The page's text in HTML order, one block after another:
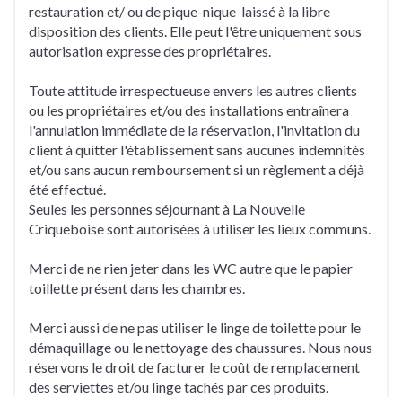
restauration et/ ou de pique-nique laissé à la libre
disposition des clients. Elle peut l'être uniquement sous
autorisation expresse des propriétaires.
Toute attitude irrespectueuse envers les autres clients
ou les propriétaires et/ou des installations entraînera
l'annulation immédiate de la réservation, l'invitation du
client à quitter l'établissement sans aucunes indemnités
et/ou sans aucun remboursement si un règlement a déjà
été effectué.
Seules les personnes séjournant à La Nouvelle
Criqueboise sont autorisées à utiliser les lieux communs.
Merci de ne rien jeter dans les WC autre que le papier
toillette présent dans les chambres.
Merci aussi de ne pas utiliser le linge de toilette pour le
démaquillage ou le nettoyage des chaussures. Nous nous
réservons le droit de facturer le coût de remplacement
des serviettes et/ou linge tachés par ces produits.